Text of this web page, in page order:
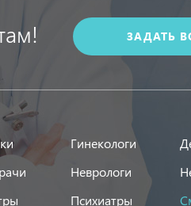
ЗАДАТЬ
Гинекологи
Неврологи
Психиатры